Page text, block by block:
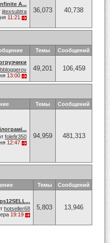
A...
jitexsubtra
11:21
36,073 40,738
Темы Сообщений
bbloggerov
13:00
49,201 106,459
Темы Сообщений
folefir350
12:47
94,959 481,313
Темы Сообщений
hotseller68
19:19
5,803 13,946